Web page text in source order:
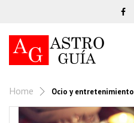
Home Ocio y entretenimiento